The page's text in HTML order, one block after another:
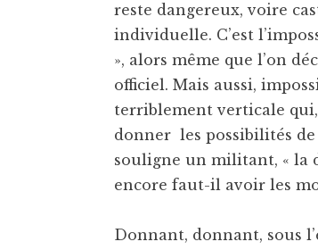
reste dangereux, voire
individuelle. C’est
», alors même que l’on
officiel. Mais aussi,
terriblement verticale
donner les possibilités
souligne un militant, « la
encore faut-il avoir les
Donnant, donnant, sous